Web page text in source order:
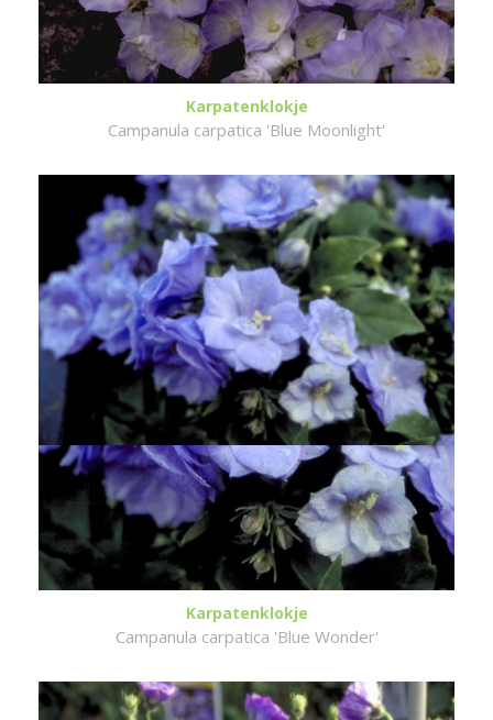
Karpatenklokje
Campanula carpatica 'Blue Moonlight'
Karpatenklokje
Campanula carpatica 'Blue Wonder'